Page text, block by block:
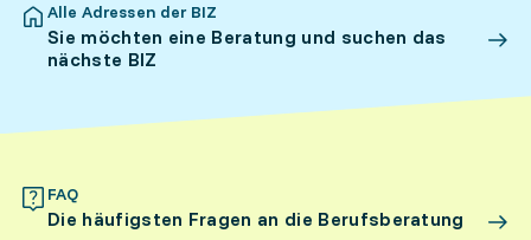
Alle Adressen der BIZ
Sie möchten eine Beratung und suchen das
nächste BIZ
FAQ
Die häufigsten Fragen an die Berufsberatung